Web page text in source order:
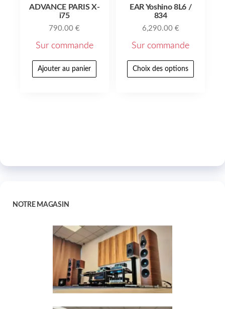
ADVANCE PARIS X-
i75
790.00€
Sur commande
Ajouter au panier
EAR Yoshino 8L6 /
834
6,290.00 €
Sur commande
Choix des options
NOTRE MAGASIN